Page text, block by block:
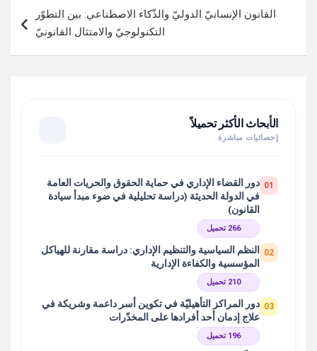
القانون الإنسانيّ الدوليّ والذّكاء الاصطناعي: بين التطوّر
التكنولوجيّ والامتثال القانونيّ
الأبحاث الأكثر تحميلاً
إحصائيات مباشرة
01 دور القضاء الإداري في حماية الحقوق والحريات العامة
في الدولة الحديثة (دراسة تحليلية في ضوء مبدأ سيادة
القانون)
266 تحميل
02
النظم السياسية والتنظيم الإداري: دراسة مقارنة للهياكل
المؤسسية والكفاءة الإدارية
210 تحميل
03 دور المراكز التأهيليّة في تكوين أسر داعمة وشريكة في
علاج إدمان أحد أفرادها على المخدّرات
196 تحميل